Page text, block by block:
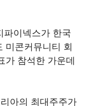
파이넥스가 한국
미콘커뮤니티 회
가 참석한 가운데
아의 최대주주가